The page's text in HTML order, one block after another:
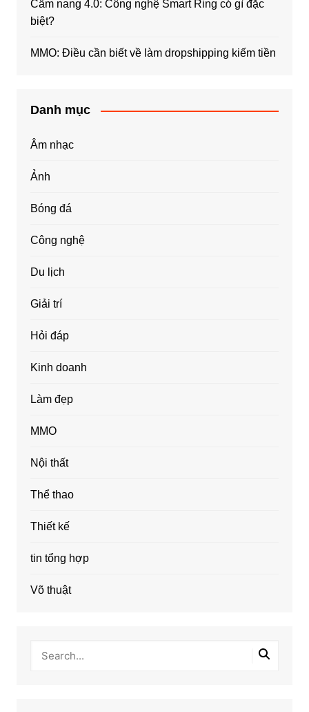
Cẩm nang 4.0: Công nghệ Smart Ring có gì đặc
biệt?
MMO: Điều cần biết về làm dropshipping kiếm tiền
Danh mục
Âm nhạc
Ảnh
Bóng đá
Công nghệ
Du lịch
Giải trí
Hỏi đáp
Kinh doanh
Làm đẹp
MMO
Nội thất
Thể thao
Thiết kế
tin tổng hợp
Võ thuật